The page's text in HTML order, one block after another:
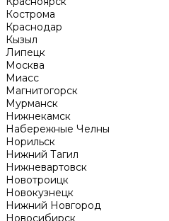
Кострома
Краснодар
Кызыл
Липецк
Москва
Миасс
Магнитогорск
Мурманск
Нижнекамск
Набережные Челны
Норильск
Нижний Тагил
Нижневартовск
Новотроицк
Новокузнецк
Нижний Новгород
Новосибирск